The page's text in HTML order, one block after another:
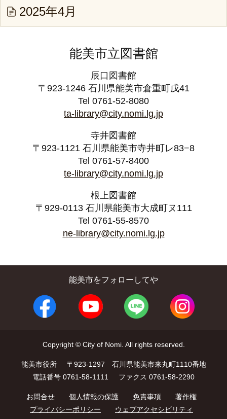
2025年4月
能美市立図書館
辰口図書館
〒923-1246 石川県能美市倉重町戊41
Tel 0761-52-8080
ta-library@city.nomi.lg.jp
寺井図書館
〒923-1121 石川県能美市寺井町レ83−8
Tel 0761-57-8400
te-library@city.nomi.lg.jp
根上図書館
〒929-0113 石川県能美市大成町ヌ111
Tel 0761-55-8570
ne-library@city.nomi.lg.jp
能美市をフォローしてや
Copyright © City of Nomi. All rights reserved.
能美市役所
〒923-1297 石川県能美市来丸町1110番地
電話番号 0761-58-1111
ファクス 0761-58-2290
お問合せ 個人情報の保護 免責事項
著作権
プライバシーポリシー
ウェブアクセシビリティ